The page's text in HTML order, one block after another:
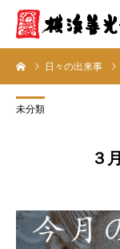
日々の出来事
未分類
３